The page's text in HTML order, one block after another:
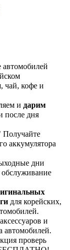
автомобилей
чай, кофе и
и дарим
после дня
Получайте
аккумулятора
дни
обслуживание
для корейских,
и
автомобилей.
проверь